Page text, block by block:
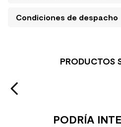
Condiciones de despacho
PRODUCTOS
PODRÍA